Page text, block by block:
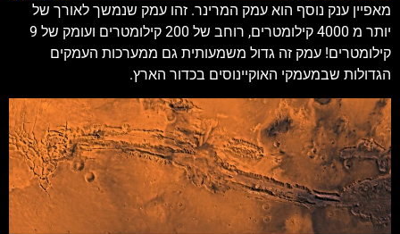
מאפיין ענק נוסף הוא עמק המרינר. זהו עמק שנמשך לאורך של
יותר מ 4000 קילומטרים, רוחב של 200 קילומטרים ועומק של 9
קילומטרים! עמק זה גדול משמעותית גם ממערכות העמקים
הגדולות שבמעמקי האוקיינוסים בכדור הארץ.